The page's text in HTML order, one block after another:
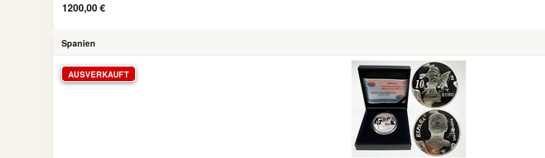
1200,00 €
Spanien
AUSVERKAUFT